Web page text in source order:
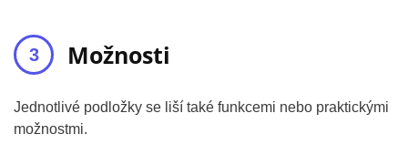
Možnosti
Jednotlivé podložky se liší také funkcemi nebo praktickými
možnostmi.